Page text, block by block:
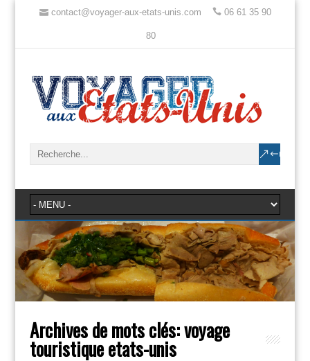
contact@voyager-aux-etats-unis.com 06 61 35 90
80
Archives de mots clés:voyage
touristique etats-unis